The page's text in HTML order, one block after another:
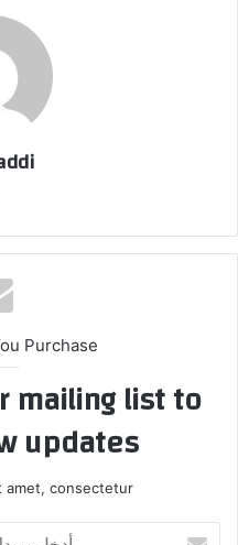
Purchase
mailing list to
updates!
amet, consectetur.